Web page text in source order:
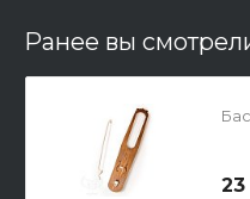
Ранее вы
23